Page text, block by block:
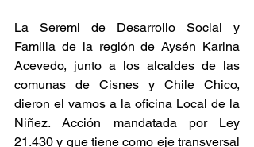
La Seremi de Desarrollo Social y
Familia de la región de Aysén Karina
Acevedo, junto a los alcaldes de las
comunas de Cisnes y Chile Chico,
dieron el vamos a la oficina Local de la
Niñez. Acción mandatada por Ley
21.430 y que tiene como eje transversal